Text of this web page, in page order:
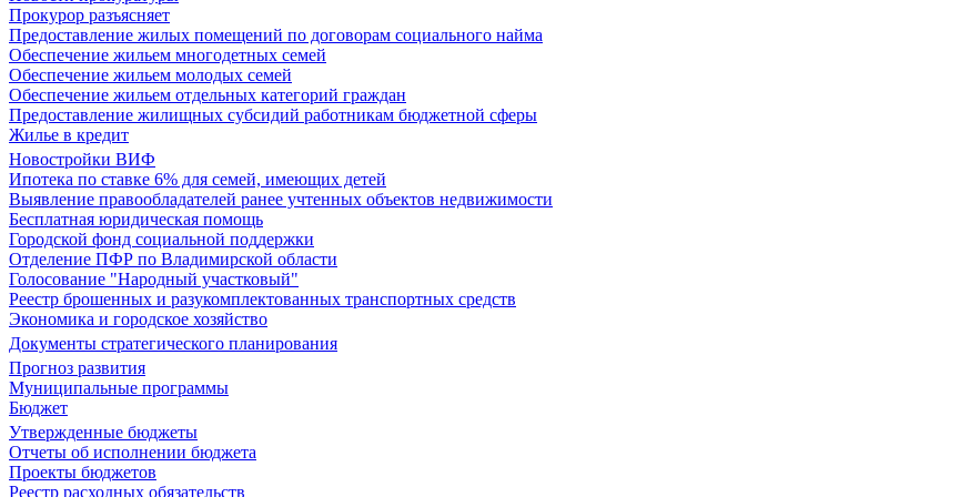
Прокурор разъясняет
Предоставление жилых помещений по договорам социального найма
Обеспечение жильем многодетных семей
Обеспечение жильем молодых семей
Обеспечение жильем отдельных категорий граждан
Предоставление жилищных субсидий работникам бюджетной сферы
Жилье в кредит
Новостройки ВИФ
Ипотека по ставке 6% для семей, имеющих детей
Выявление правообладателей ранее учтенных объектов недвижимости
Бесплатная юридическая помощь
Городской фонд социальной поддержки
Отделение ПФР по Владимирской области
Голосование "Народный участковый"
Реестр брошенных и разукомплектованных транспортных средств
Экономика и городское хозяйство
Документы стратегического планирования
Прогноз развития
Муниципальные программы
Бюджет
Утвержденные бюджеты
Отчеты об исполнении бюджета
Проекты бюджетов
Реестр расходных обязательств